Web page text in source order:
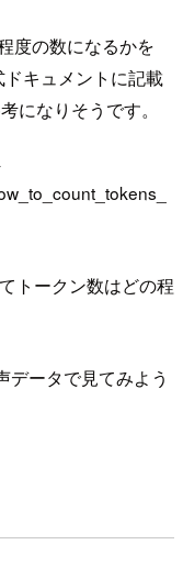
度の数になるかを
キュメントに記載
になりそうです。
トークン数はどの程
データで見てみよう